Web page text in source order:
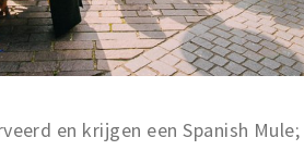
en krijgen een Spanish